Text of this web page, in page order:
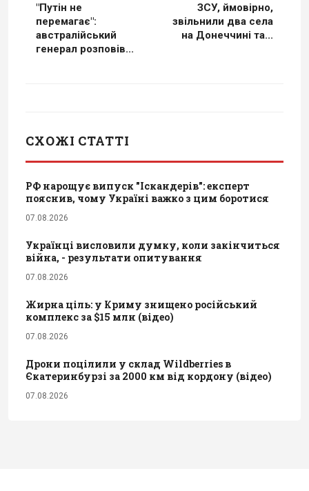
"Путін не
перемагає":
австралійський
генерал розповів...
ЗСУ, ймовірно,
звільнили два села
на Донеччині та...
СХОЖІ СТАТТІ
РФ нарощує випуск "Іскандерів": експерт
пояснив, чому Україні важко з цим боротися
07.08.2026
Українці висловили думку, коли закінчиться
війна, - результати опитування
07.08.2026
Жирна ціль: у Криму знищено російський
комплекс за $15 млн (відео)
07.08.2026
Дрони поцілили у склад Wildberries в
Єкатеринбурзі за 2000 км від кордону (відео)
07.08.2026